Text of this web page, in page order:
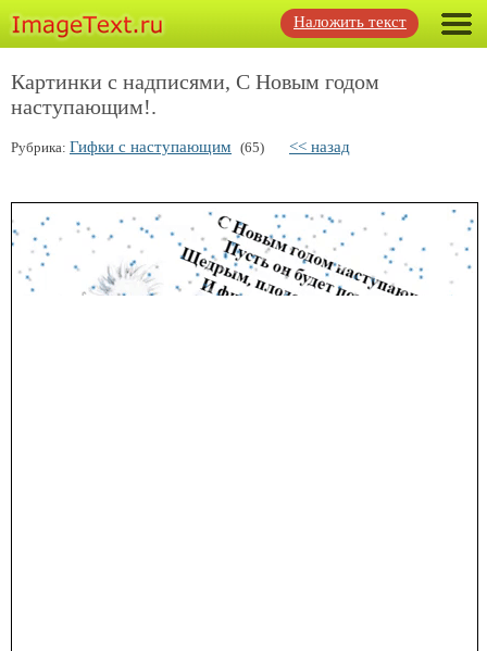
Наложить текст
Картинки с надписями, С Новым годом
наступающим!.
Рубрика: Гифки с наступающим (65) << назад